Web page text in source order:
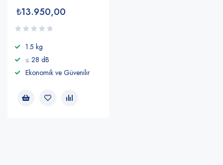
₺13.950,00
1.5 kg
≤ 28 dB
Ekonomik ve Güvenilir